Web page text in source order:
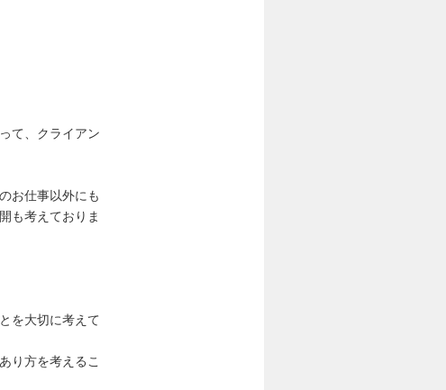
て、クライアン
お仕事以外にも
も考えておりま
を大切に考えて
り方を考えるこ